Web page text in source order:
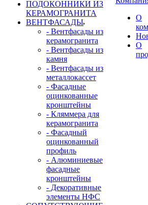
ПОДОКОННИКИ ИЗ
КЕРАМОГРАНИТА
ВЕНТФАСАДЫ
- Вентфасады из
керамогранита
- Вентфасады из
камня
- Вентфасады из
металлокассет
- Фасадные
оцинкованные
кронштейны
- Кляммера для
керамогранита
- Фасадный
оцинкованный
профиль
- Алюминиевые
фасадные
кронштейны
- Декоративные
элементы НФС
О
О